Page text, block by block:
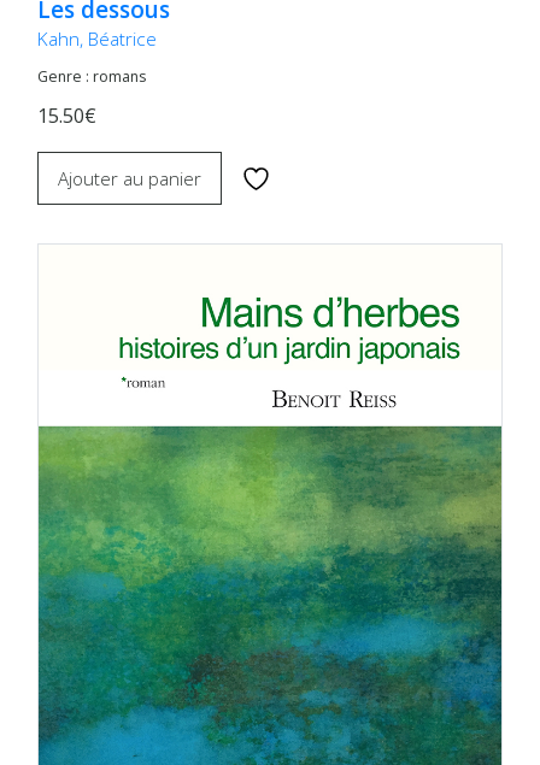
Les dessous
Kahn, Béatrice
Genre : romans
15.50€
Ajouter au panier